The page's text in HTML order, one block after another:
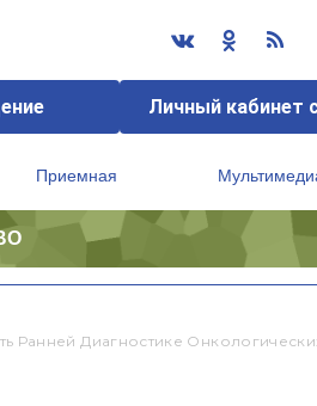
Личный кабинет
Приемная
Диагностике